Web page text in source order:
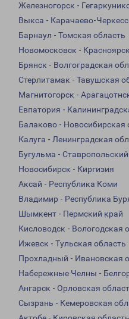
Железногорск -
Выкса - Карачаево-
Барнаул - Томская область
Новомосковск -
Брянск - Волгоградская
Стерлитамак - Тавушская
Магнитогорск -
Евпатория -
Балаково - Новосибирская
Калуга - Ленинградская
Бугульма -
Новосибирск - Киргизия
Аксай - Республика Коми
Владимир - Республика
Шымкент - Пермский край
Кисловодск - Вологодская
Ижевск - Тульская область
Прохладный - Ивановская
Набережные Челны -
Ангарск - Орловская
Сызрань - Кемеровская